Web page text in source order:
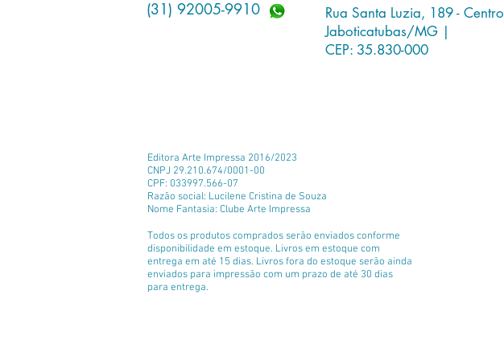
(31) 92005-9910
Rua Santa Luzia, 189 - Centro
Jaboticatubas/MG |
CEP: 35.830-000
Editora Arte Impressa 2016/2023
CNPJ 29.210.674/0001-00
CPF: 033997.566-07
Razão social: Lucilene Cristina de Souza
Nome Fantasia: Clube Arte Impressa
Todos os produtos comprados serão enviados conforme
disponibilidade em estoque. Livros em estoque com
entrega em até 15 dias. Livros fora do estoque serão ainda
enviados para impressão com um prazo de até 30 dias
para entrega.